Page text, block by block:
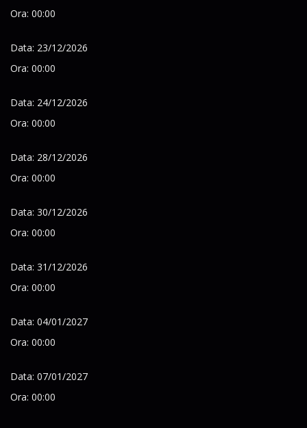
Ora: 00:00
Data: 23/12/2026
Ora: 00:00
Data: 24/12/2026
Ora: 00:00
Data: 28/12/2026
Ora: 00:00
Data: 30/12/2026
Ora: 00:00
Data: 31/12/2026
Ora: 00:00
Data: 04/01/2027
Ora: 00:00
Data: 07/01/2027
Ora: 00:00